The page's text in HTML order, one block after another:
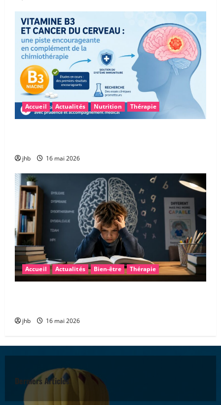
Accueil Actualités Nutrition Thérapie
jhb 16 mai 2026
Accueil Actualités Bien-être Thérapie
jhb 16 mai 2026
Derniers Articles